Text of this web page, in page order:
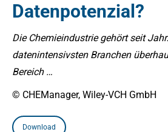
Datenpotenzial?
Die Chemieindustrie gehört seit
datenintensivsten Branchen
Bereich …
© CHEManager, Wiley-VCH GmbH
Download